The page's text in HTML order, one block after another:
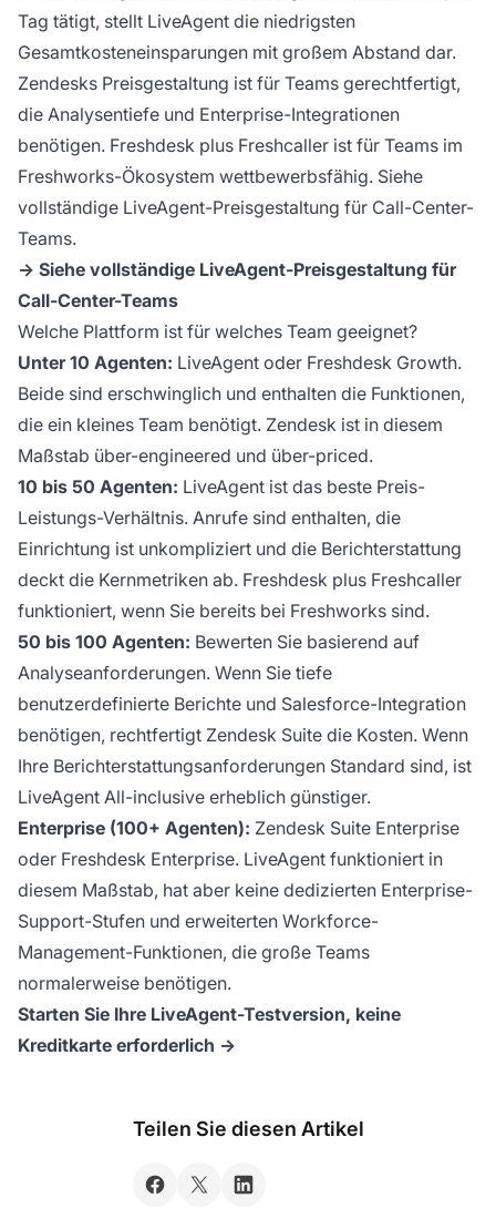
Tag tätigt, stellt LiveAgent die niedrigsten
Gesamtkosteneinsparungen mit großem Abstand dar.
Zendesks Preisgestaltung ist für Teams gerechtfertigt,
die Analysentiefe und Enterprise-Integrationen
benötigen. Freshdesk plus Freshcaller ist für Teams im
Freshworks-Ökosystem wettbewerbsfähig. Siehe
vollständige LiveAgent-Preisgestaltung für Call-Center-
Teams.
→ Siehe vollständige LiveAgent-Preisgestaltung für
Call-Center-Teams
Welche Plattform ist für welches Team geeignet?
Unter 10 Agenten: LiveAgent oder Freshdesk Growth.
Beide sind erschwinglich und enthalten die Funktionen,
die ein kleines Team benötigt. Zendesk ist in diesem
Maßstab über-engineered und über-priced.
10 bis 50 Agenten: LiveAgent ist das beste Preis-
Leistungs-Verhältnis. Anrufe sind enthalten, die
Einrichtung ist unkompliziert und die Berichterstattung
deckt die Kernmetriken ab. Freshdesk plus Freshcaller
funktioniert, wenn Sie bereits bei Freshworks sind.
50 bis 100 Agenten: Bewerten Sie basierend auf
Analyseanforderungen. Wenn Sie tiefe
benutzerdefinierte Berichte und Salesforce-Integration
benötigen, rechtfertigt Zendesk Suite die Kosten. Wenn
Ihre Berichterstattungsanforderungen Standard sind, ist
LiveAgent All-inclusive erheblich günstiger.
Enterprise (100+ Agenten): Zendesk Suite Enterprise
oder Freshdesk Enterprise. LiveAgent funktioniert in
diesem Maßstab, hat aber keine dedizierten Enterprise-
Support-Stufen und erweiterten Workforce-
Management-Funktionen, die große Teams
normalerweise benötigen.
Starten Sie Ihre LiveAgent-Testversion, keine
Kreditkarte erforderlich →
Teilen Sie diesen Artikel